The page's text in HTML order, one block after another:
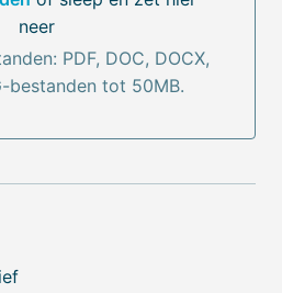
neer
of sleep en zet hier neer
PDF, DOC, DOCX,
bestanden tot 50MB.